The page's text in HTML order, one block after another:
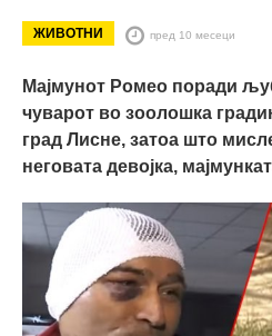
ЖИВОТНИ пред 10 месеци
Мајмунот Ромео поради
чуварот во зоолошка
град Лисне, затоа што
неговата девојка,